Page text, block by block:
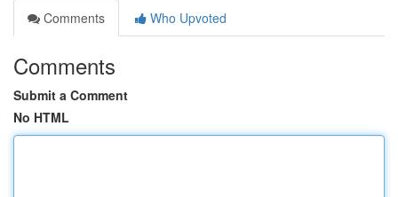
Comments
Who Upvoted
Comments
Submit a Comment
No HTML